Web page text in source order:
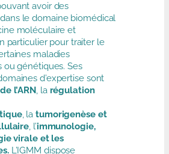
avoir des
le domaine biomédical
moléculaire et
particulier pour traiter le
maladies
ou génétiques. Ses
d’expertise sont
l’ARN , la régulation
, latumorigenèse et
, l’immunologie,
virale et les
L’IGMM dispose